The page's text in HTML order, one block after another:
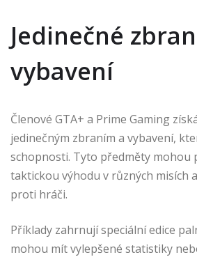
Jedinečné
vybavení
Členové GTA+ a Prime Gaming
jedinečným zbraním a vybavení,
schopnosti. Tyto předměty mohou
taktickou výhodu v různých misích
proti hráči.
Příklady zahrnují speciální edice
mohou mít vylepšené statistiky